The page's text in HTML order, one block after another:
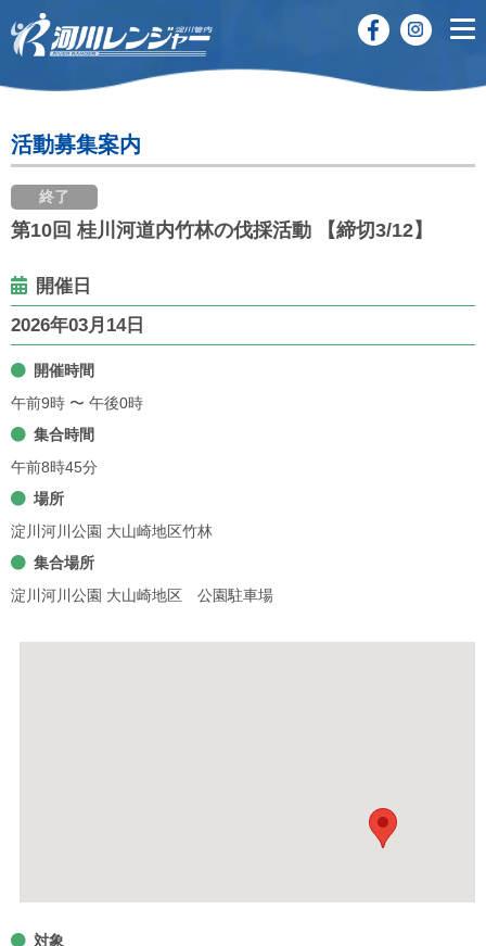
活動募集案内
終了
第10回 桂川河道内竹林の伐採活動 【締切3/12】
開催日
2026年03月14日
開催時間
午前9時 〜 午後0時
集合時間
午前8時45分
場所
淀川河川公園 大山崎地区竹林
集合場所
淀川河川公園 大山崎地区 公園駐車場
対象